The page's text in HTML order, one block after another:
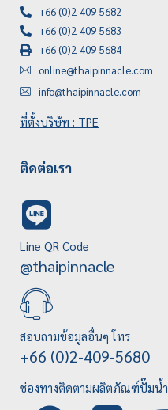
+66 (0)2-409-5682
+66 (0)2-409-5683
+66 (0)2-409-5684
online@thaipinnacle.com
info@thaipinnacle.com
ที่ตั้งบริษัท : TPE
ติดต่อเรา
Line QR Code
@thaipinnacle
สอบถามข้อมูลอื่นๆ โทร
+66 (0)2-409-5680
ช่องทางติดตามผลิตภัณฑ์ปั๊มน้ำ